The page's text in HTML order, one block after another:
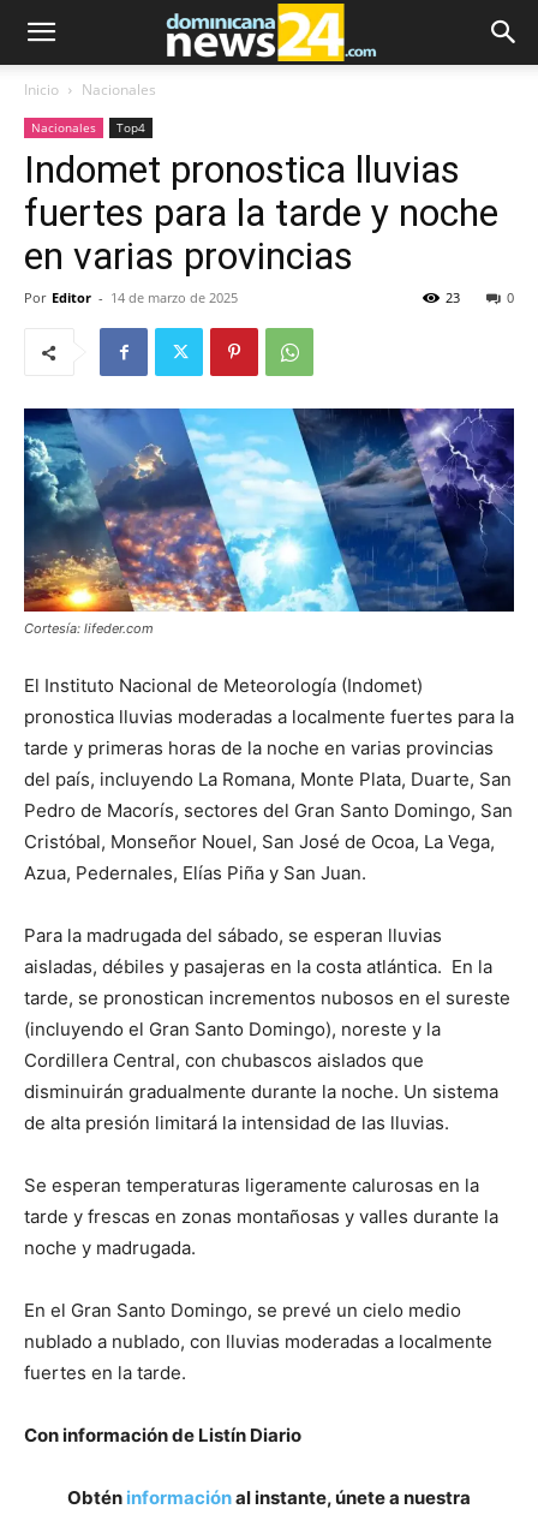
Inicio Nacionales
Nacionales Top4
Indomet pronostica lluvias
fuertes para la tarde y noche
en varias provincias
Por Editor - 14 de marzo de 2025 0
23
Cortesía: lifeder.com
El Instituto Nacional de Meteorología (Indomet)
pronostica lluvias moderadas a localmente fuertes para la
tarde y primeras horas de la noche en varias provincias
del país, incluyendo La Romana, Monte Plata, Duarte, San
Pedro de Macorís, sectores del Gran Santo Domingo, San
Cristóbal, Monseñor Nouel, San José de Ocoa, La Vega,
Azua, Pedernales, Elías Piña y San Juan.
Para la madrugada del sábado, se esperan lluvias
aisladas, débiles y pasajeras en la costa atlántica. En la
tarde, se pronostican incrementos nubosos en el sureste
(incluyendo el Gran Santo Domingo), noreste y la
Cordillera Central, con chubascos aislados que
disminuirán gradualmente durante la noche. Un sistema
de alta presión limitará la intensidad de las lluvias.
Se esperan temperaturas ligeramente calurosas en la
tarde y frescas en zonas montañosas y valles durante la
noche y madrugada.
En el Gran Santo Domingo, se prevé un cielo medio
nublado a nublado, con lluvias moderadas a localmente
fuertes en la tarde.
Con información de Listín Diario
Obtén informaciónal instante, únete a nuestra